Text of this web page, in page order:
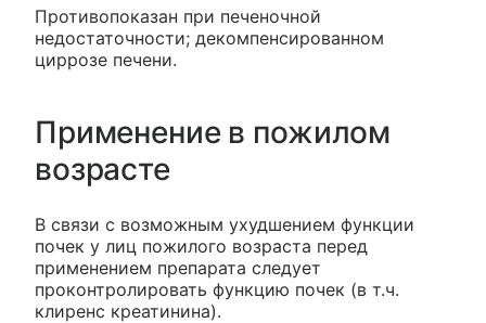
Противопоказан при печеночной
недостаточности; декомпенсированном
циррозе печени.
Применение в пожилом
возрасте
В связи с возможным ухудшением функции
почек у лиц пожилого возраста перед
применением препарата следует
проконтролировать функцию почек (в т.ч.
клиренс креатинина).